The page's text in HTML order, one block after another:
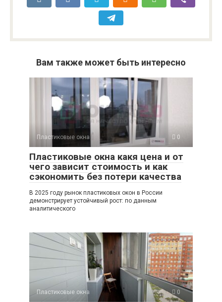
Вам также может быть интересно
Пластиковые окна 0
Пластиковые окна какя цена и от
чего зависит стоимость и как
сэкономить без потери качества
В 2025 году рынок пластиковых окон в России
демонстрирует устойчивый рост: по данным
аналитического
Пластиковые окна 0